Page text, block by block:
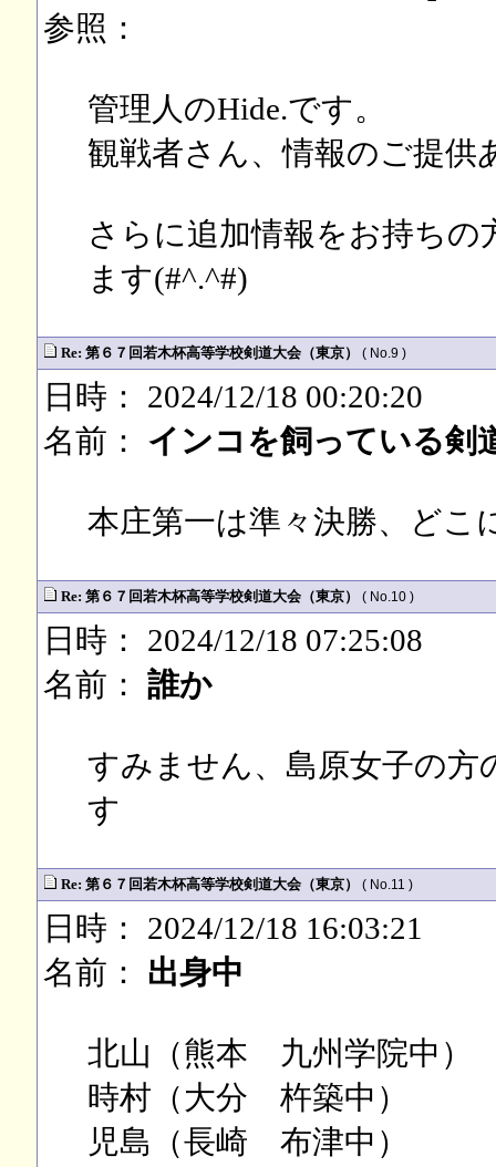
参照：
管理人のHide.です。
観戦者さん、情報のご提
さらに追加情報をお持ち
ます(#^.^#)
Re: 第６７回若木杯高等学校剣道大会（東京） ( No.9 )
日時： 2024/12/18 00:20:20
名前： インコを飼っている剣
本庄第一は準々決勝、どこ
Re: 第６７回若木杯高等学校剣道大会（東京） ( No.10 )
日時： 2024/12/18 07:25:08
名前： 誰か
すみません、島原女子の方
す
Re: 第６７回若木杯高等学校剣道大会（東京） ( No.11 )
日時： 2024/12/18 16:03:21
名前： 出身中
北山（熊本 九州学院中）
時村（大分 杵築中）
児島（長崎 布津中）